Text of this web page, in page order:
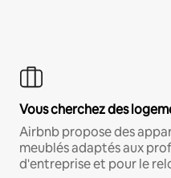
Vous cherchez des
Airbnb propose des
meublés adaptés aux
d'entreprise et pour le